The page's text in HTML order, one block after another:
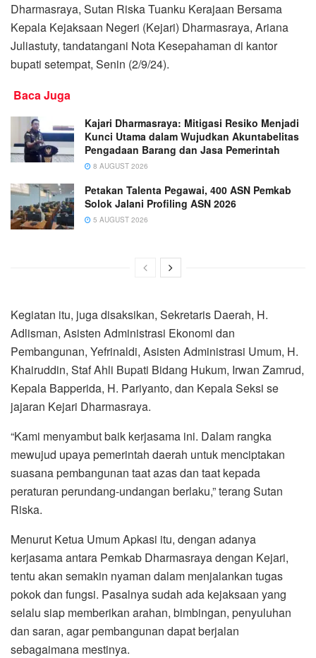
Dharmasraya, Sutan Riska Tuanku Kerajaan Bersama
Kepala Kejaksaan Negeri (Kejari) Dharmasraya, Ariana
Juliastuty, tandatangani Nota Kesepahaman di kantor
bupati setempat, Senin (2/9/24).
Baca Juga
Kajari Dharmasraya: Mitigasi Resiko Menjadi
Kunci Utama dalam Wujudkan Akuntabelitas
Pengadaan Barang dan Jasa Pemerintah
8 AUGUST 2026
Petakan Talenta Pegawai, 400 ASN Pemkab
Solok Jalani Profiling ASN 2026
5 AUGUST 2026
Kegiatan itu, juga disaksikan, Sekretaris Daerah, H.
Adlisman, Asisten Administrasi Ekonomi dan
Pembangunan, Yefrinaldi, Asisten Administrasi Umum, H.
Khairuddin, Staf Ahli Bupati Bidang Hukum, Irwan Zamrud,
Kepala Bapperida, H. Pariyanto, dan Kepala Seksi se
jajaran Kejari Dharmasraya.
“Kami menyambut baik kerjasama ini. Dalam rangka
mewujud upaya pemerintah daerah untuk menciptakan
suasana pembangunan taat azas dan taat kepada
peraturan perundang-undangan berlaku,” terang Sutan
Riska.
Menurut Ketua Umum Apkasi itu, dengan adanya
kerjasama antara Pemkab Dharmasraya dengan Kejari,
tentu akan semakin nyaman dalam menjalankan tugas
pokok dan fungsi. Pasalnya sudah ada kejaksaan yang
selalu siap memberikan arahan, bimbingan, penyuluhan
dan saran, agar pembangunan dapat berjalan
sebagaimana mestinya.